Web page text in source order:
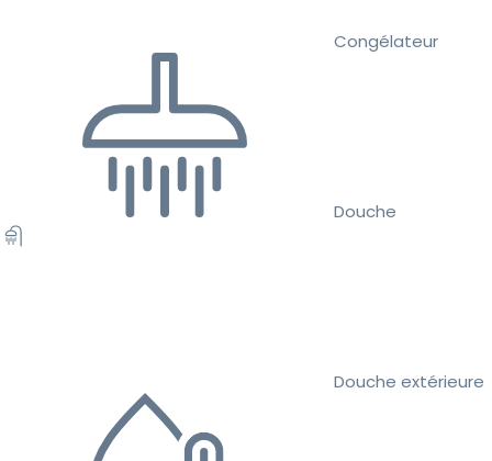
Congélateur
Douche
Douche extérieure